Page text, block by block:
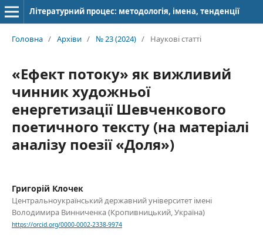
Літературний процес: методологія, імена, тенденції
Головна / Архіви / № 23 (2024) / Наукові статті
«Ефект потоку» як вижливий
чинник художньої
енергетизації Шевченкового
поетичного тексту (на матеріалі
аналізу поезії «Доля»)
Григорій Клочек
Центральноукраїнський державний університет імені
Володимира Винниченка (Кропивницький, Україна)
https://orcid.org/0000-0002-2338-9974